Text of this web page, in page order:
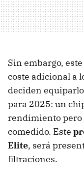
Sin embargo,
coste adicional a
deciden
para 2025: un
rendimiento pero
comedido. Este
Elite, será
filtraciones.